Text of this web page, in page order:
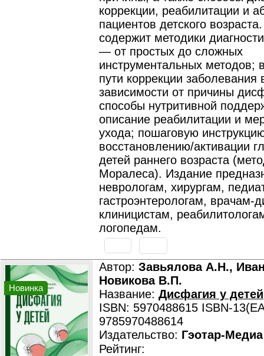
коррекции, реабилитации и
пациентов детского
содержит методики
— от простых до сложных
инструментальных методов;
пути коррекции заболевания
зависимости от причины
способы нутритивной
описание реабилитации и
ухода; пошаговую
восстановлению/активации
детей раннего возраста
Моралеса). Издание
неврологам, хирургам,
гастроэнтерологам, врачам-
клиницистам,
логопедам.
Новинка
Автор: Завьялова А.Н.,
Новикова В.П.
Название: Дисфагия у детей
ISBN: 5970488615 ISBN-
9785970488614
Издательство: Гэотар-Медиа
Рейтинг: